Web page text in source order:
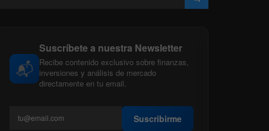
📬
Suscríbete a nuestra Newsletter
Recibe contenido exclusivo sobre finanzas,
inversiones y análisis de mercado
directamente en tu email.
Suscribirme